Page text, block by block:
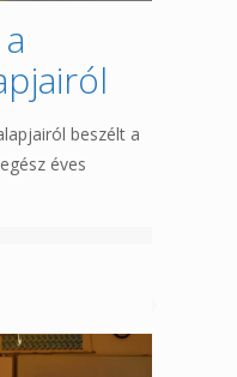
beszélt a
éves